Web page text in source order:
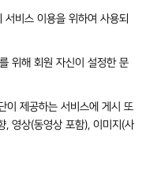
비스 이용을 위하여 사용되
위해 회원 자신이 설정한 문
이 제공하는 서비스에 게시 또
, 영상(동영상 포함), 이미지(사